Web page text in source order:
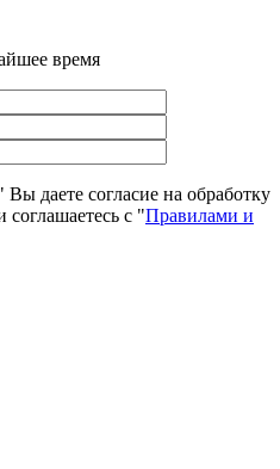
время
даете согласие на обработку
с "Правилами и